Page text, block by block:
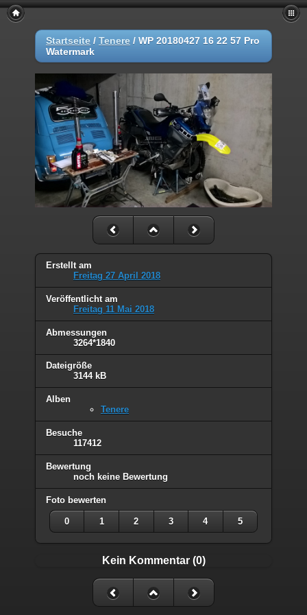
Startseite / Tenere / WP 20180427 16 22 57 Pro
Watermark
Erstellt am
Freitag 27 April 2018
Veröffentlicht am
Freitag 11 Mai 2018
Abmessungen
3264*1840
Dateigröße
3144 kB
Alben
Tenere
Besuche
117412
Bewertung
noch keine Bewertung
Foto bewerten
0 1 2 3 4 5
Kein Kommentar (0)